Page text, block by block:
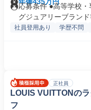
応募条件 ●高等学校
グジュアリーブランド
社員登用あり 学歴不問
正社員
LOUIS VUITTONの
フ